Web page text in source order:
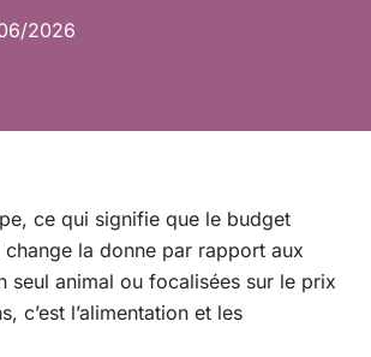
2026
ce qui signifie que le budget
la donne par rapport aux
seul animal ou focalisées sur le prix
c’est l’alimentation et les